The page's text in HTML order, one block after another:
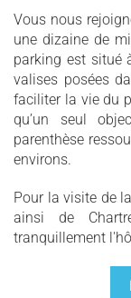
Vous nous
une dizaine de
parking est situé
valises posées
faciliter la vie du
qu’un seul
parenthèse
environs.
Pour la visite de
ainsi de
tranquillement